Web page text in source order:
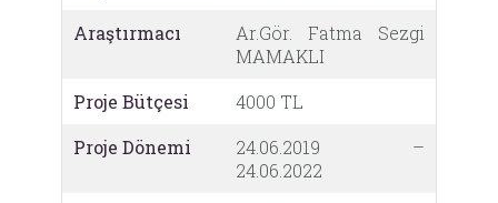
Araştırmacı
Ar.Gör. Fatma Sezgi
MAMAKLI
Proje Bütçesi
4000 TL
Proje Dönemi
24.06.2019 –
24.06.2022